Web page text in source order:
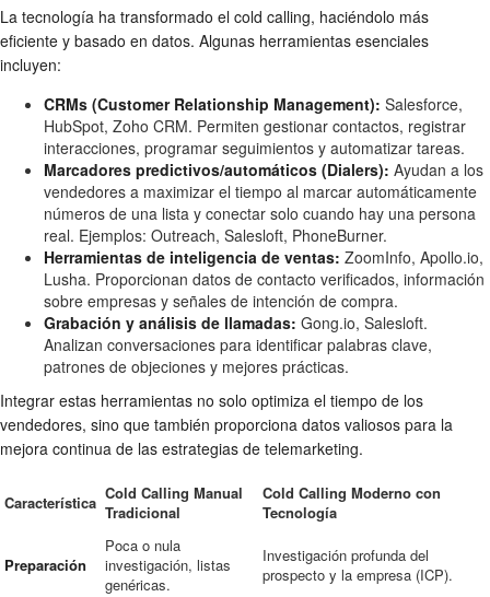
La tecnología ha transformado el cold calling, haciéndolo más
eficiente y basado en datos. Algunas herramientas esenciales
incluyen:
CRMs (Customer Relationship Management): Salesforce,
HubSpot, Zoho CRM. Permiten gestionar contactos, registrar
interacciones, programar seguimientos y automatizar tareas.
Marcadores predictivos/automáticos (Dialers): Ayudan a los
vendedores a maximizar el tiempo al marcar automáticamente
números de una lista y conectar solo cuando hay una persona
real. Ejemplos: Outreach, Salesloft, PhoneBurner.
Herramientas de inteligencia de ventas: ZoomInfo, Apollo.io,
Lusha. Proporcionan datos de contacto verificados, información
sobre empresas y señales de intención de compra.
Grabación y análisis de llamadas: Gong.io, Salesloft.
Analizan conversaciones para identificar palabras clave,
patrones de objeciones y mejores prácticas.
Integrar estas herramientas no solo optimiza el tiempo de los
vendedores, sino que también proporciona datos valiosos para la
mejora continua de las estrategias de telemarketing.
Característica Cold Calling Manual
Tradicional
Cold Calling Moderno con
Tecnología
Preparación
Poca o nula
investigación, listas
genéricas.
Investigación profunda del
prospecto y la empresa (ICP).